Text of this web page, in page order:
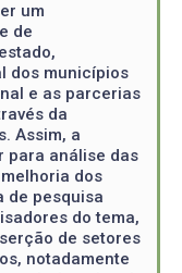
um
de
dos municípios
e as parcerias
da
Assim, a
para análise das
dos
de pesquisa
do tema,
de setores
notadamente